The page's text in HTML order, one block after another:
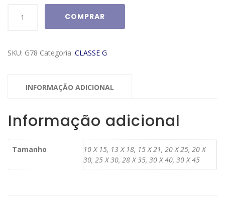
Modelo
COMPRAR
SKU: G78 Categoria: CLASSE G
INFORMAÇÃO ADICIONAL
Informação adicional
Tamanho
10 X 15, 13 X 18, 15 X 21, 20 X 25, 20 X
30, 25 X 30, 28 X 35, 30 X 40, 30 X 45